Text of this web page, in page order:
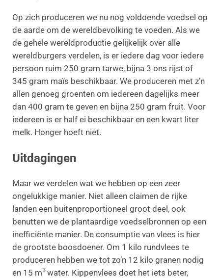
Op zich produceren we nu nog voldoende voedsel op
de aarde om de wereldbevolking te voeden. Als we
de gehele wereldproductie gelijkelijk over alle
wereldburgers verdelen, is er iedere dag voor iedere
persoon ruim 250 gram tarwe, bijna 3 ons rijst of
345 gram maïs beschikbaar. We produceren met z’n
allen genoeg groenten om iedereen dagelijks meer
dan 400 gram te geven en bijna 250 gram fruit. Voor
iedereen is er half ei beschikbaar en een kwart liter
melk. Honger hoeft niet.
Uitdagingen
Maar we verdelen wat we hebben op een zeer
ongelukkige manier. Niet alleen claimen de rijke
landen een buitenproportioneel groot deel, ook
benutten we de plantaardige voedselbronnen op een
inefficiënte manier. De consumptie van vlees is hier
de grootste boosdoener. Om 1 kilo rundvlees te
produceren hebben we tot zo’n 12 kilo granen nodig
en 15 m3 water. Kippenvlees doet het iets beter,